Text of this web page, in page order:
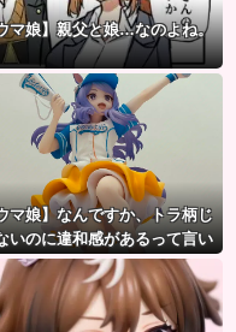
マ娘】親父と娘…なのよね。
マ娘】なんですか、トラ柄じ
いのに違和感があるって言い
たいんですか？